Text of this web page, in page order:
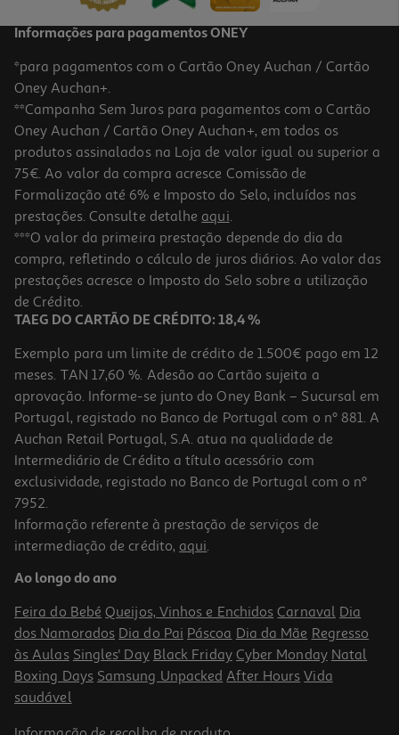
Difusor Actuel Baunilha 35ml
3.69 €/un
3,69 €
Difusor Mikado Actuel Vermelho 90ml
6.99 €/un
6,99 €
Informações para pagamentos ONEY
*para pagamentos com o Cartão Oney Auchan / Cartão
Oney Auchan+.
**Campanha Sem Juros para pagamentos com o Cartão
Oney Auchan / Cartão Oney Auchan+, em todos os
produtos assinalados na Loja de valor igual ou superior a
75€. Ao valor da compra acresce Comissão de
Formalização até 6% e Imposto do Selo, incluídos nas
prestações. Consulte detalhe aqui.
***O valor da primeira prestação depende do dia da
compra, refletindo o cálculo de juros diários. Ao valor das
prestações acresce o Imposto do Selo sobre a utilização
de Crédito.
TAEG DO CARTÃO DE CRÉDITO: 18,4 %
Exemplo para um limite de crédito de 1.500€ pago em 12
meses. TAN 17,60 %. Adesão ao Cartão sujeita a
aprovação. Informe-se junto do Oney Bank – Sucursal em
Portugal, registado no Banco de Portugal com o nº 881. A
Auchan Retail Portugal, S.A. atua na qualidade de
Intermediário de Crédito a título acessório com
exclusividade, registado no Banco de Portugal com o nº
7952.
Informação referente à prestação de serviços de
intermediação de crédito, aqui.
Ao longo do ano
Feira do Bebé Queijos, Vinhos e Enchidos Carnaval Dia
dos Namorados Dia do Pai Páscoa Dia da Mãe Regresso
às Aulas Singles' Day Black Friday Cyber Monday Natal
Boxing Days Samsung Unpacked After Hours Vida
saudável